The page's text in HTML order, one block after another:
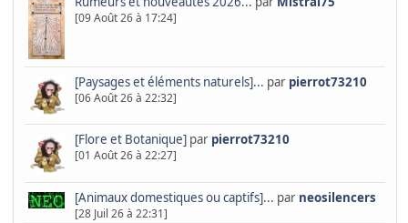
[09 Août 26 à 17:24]
[Paysages et éléments naturels]... par pierrot73210
[06 Août 26 à 22:32]
[Flore et Botanique]par pierrot73210
[01 Août 26 à 22:27]
[Animaux domestiques ou captifs]... par neosilencers
[28 Juil 26 à 22:31]